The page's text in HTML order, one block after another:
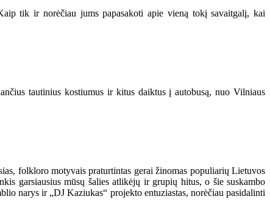
tik ir norėčiau jums papasakoti apie vieną tokį savaitgalį, kai
tautinius kostiumus ir kitus daiktus į autobusą, nuo Vilniaus
folkloro motyvais praturtintas gerai žinomas populiarių Lietuvos
garsiausius mūsų šalies atlikėjų ir grupių hitus, o šie suskambo
narys ir „DJ Kaziukas“ projekto entuziastas, norėčiau pasidalinti